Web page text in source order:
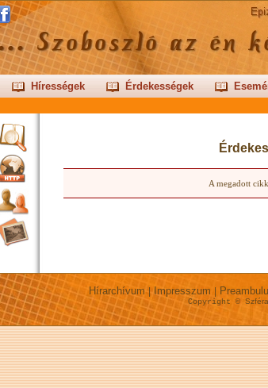
Hírességek Érdekességek
A megadott
Hírarchívum |Impresszum
Copyright ©